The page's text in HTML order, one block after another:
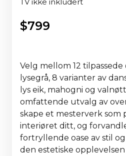
$799
Velg mellom 12
lysegrå, 8 varianter av
lys eik, mahogni og
omfattende utvalg av
skape et mesterverk som
interiøret ditt, og
fortryllende oase av stil
den estetiske opplevelsen